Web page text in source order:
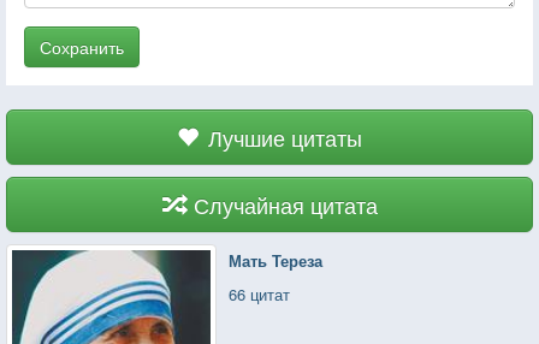
Сохранить
Лучшие цитаты
Случайная цитата
Мать Тереза
66 цитат